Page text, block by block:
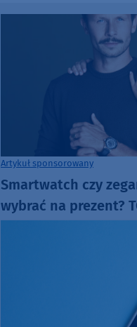
Artykuł sponsorowany
Smartwatch czy
wybrać na prezent?